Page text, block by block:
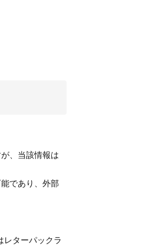
、当該情報は
であり、外部
レターパックラ